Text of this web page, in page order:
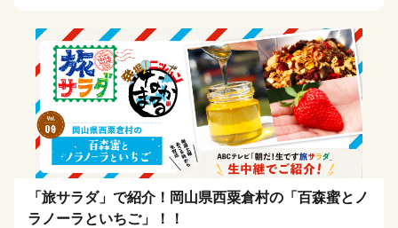
「旅サラダ」で紹介！岡山県西粟倉村の「百森蜜とノ
ラノーラといちご」！！